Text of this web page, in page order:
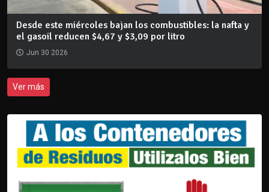
Desde este miércoles bajan los combustibles: la nafta y
el gasoil reducen $4,67 y $3,09 por litro
Jun 30 2026
Ver más